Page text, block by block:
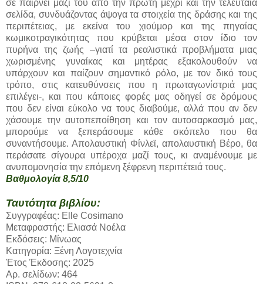
σε παίρνει μαζί του από την πρώτη μέχρι και την τελευταία
σελίδα, συνδυάζοντας άψογα τα στοιχεία της δράσης και της
περιπέτειας, με εκείνα του χιούμορ και της πηγαίας
κωμικοτραγικότητας που κρύβεται μέσα στον ίδιο τον
πυρήνα της ζωής –γιατί τα ρεαλιστικά προβλήματα μιας
χωρισμένης γυναίκας και μητέρας εξακολουθούν να
υπάρχουν και παίζουν σημαντικό ρόλο, με τον δικό τους
τρόπο, στις κατευθύνσεις που η πρωταγωνίστριά μας
επιλέγει-, και που κάποιες φορές μας οδηγεί σε δρόμους
που δεν είναι εύκολο να τους διαβούμε, αλλά που αν δεν
χάσουμε την αυτοπεποίθηση και τον αυτοσαρκασμό μας,
μπορούμε να ξεπεράσουμε κάθε σκόπελο που θα
συναντήσουμε. Απολαυστική Φίνλεϊ, απολαυστική Βέρο, θα
περάσατε σίγουρα υπέροχα μαζί τους, κι αναμένουμε με
ανυπομονησία την επόμενη ξέφρενη περιπέτειά τους.
Βαθμολογία 8,5/10
Ταυτότητα βιβλίου:
Συγγραφέας: Elle Cosimano
Μεταφραστής: Ελιασά Νοέλα
Εκδόσεις: Μίνωας
Κατηγορία: Ξένη Λογοτεχνία
Έτος Έκδοσης: 2025
Αρ. σελίδων: 464